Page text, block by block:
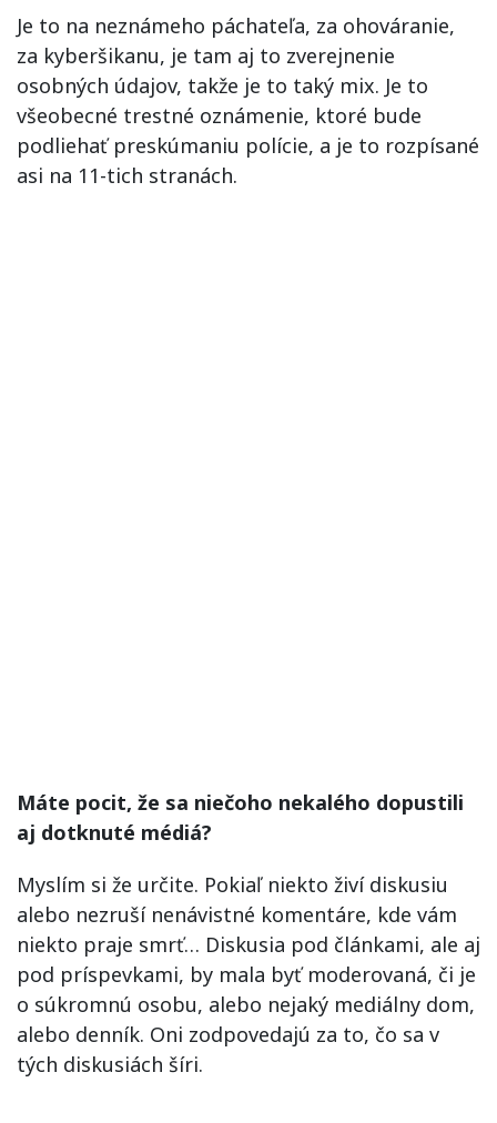
Je to na neznámeho páchateľa, za ohováranie,
za kyberšikanu, je tam aj to zverejnenie
osobných údajov, takže je to taký mix. Je to
všeobecné trestné oznámenie, ktoré bude
podliehať preskúmaniu polície, a je to rozpísané
asi na 11-tich stranách.
Máte pocit, že sa niečoho nekalého dopustili
aj dotknuté médiá?
Myslím si že určite. Pokiaľ niekto živí diskusiu
alebo nezruší nenávistné komentáre, kde vám
niekto praje smrť… Diskusia pod článkami, ale aj
pod príspevkami, by mala byť moderovaná, či je
o súkromnú osobu, alebo nejaký mediálny dom,
alebo denník. Oni zodpovedajú za to, čo sa v
tých diskusiách šíri.